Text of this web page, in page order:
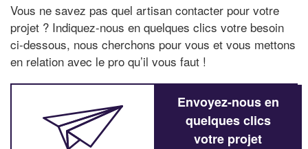
Vous ne savez pas quel artisan contacter pour votre
projet ? Indiquez-nous en quelques clics votre besoin
ci-dessous, nous cherchons pour vous et vous mettons
en relation avec le pro qu’il vous faut !
Envoyez-nous en
quelques clics
votre projet